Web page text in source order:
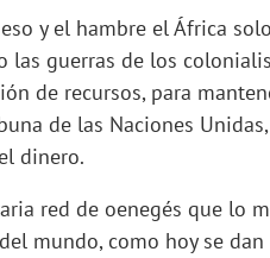
y el hambre el África
las guerras de los
de recursos, para
de las Naciones
dinero.
red de oenegés que lo
mundo, como hoy se